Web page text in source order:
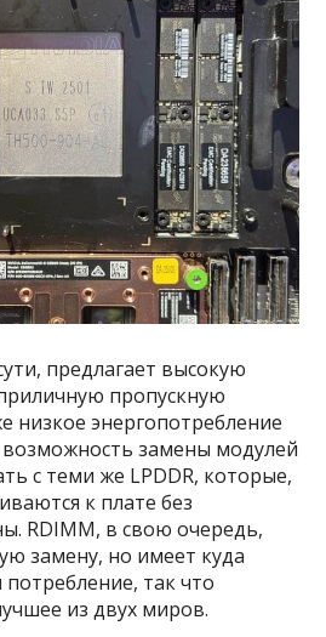
предлагает высокую
пропускную
низкое энергопотребление
замены модулей
с теми же LPDDR, которые,
к плате без
RDIMM, в свою очередь,
замену, но имеет куда
так что
из двух миров.